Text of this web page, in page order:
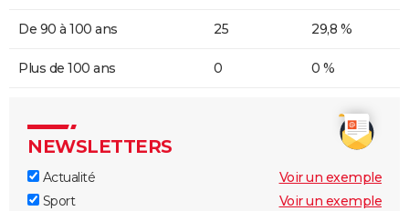
De 90 à 100 ans 25 29,8 %
Plus de 100 ans 0 0 %
NEWSLETTERS
Actualité
Voir un exemple
Sport
Voir un exemple